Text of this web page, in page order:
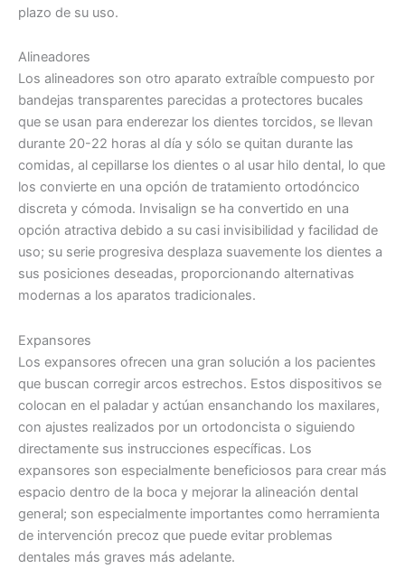
plazo de su uso.
Alineadores
Los alineadores son otro aparato extraíble compuesto por
bandejas transparentes parecidas a protectores bucales
que se usan para enderezar los dientes torcidos, se llevan
durante 20-22 horas al día y sólo se quitan durante las
comidas, al cepillarse los dientes o al usar hilo dental, lo que
los convierte en una opción de tratamiento ortodóncico
discreta y cómoda. Invisalign se ha convertido en una
opción atractiva debido a su casi invisibilidad y facilidad de
uso; su serie progresiva desplaza suavemente los dientes a
sus posiciones deseadas, proporcionando alternativas
modernas a los aparatos tradicionales.
Expansores
Los expansores ofrecen una gran solución a los pacientes
que buscan corregir arcos estrechos. Estos dispositivos se
colocan en el paladar y actúan ensanchando los maxilares,
con ajustes realizados por un ortodoncista o siguiendo
directamente sus instrucciones específicas. Los
expansores son especialmente beneficiosos para crear más
espacio dentro de la boca y mejorar la alineación dental
general; son especialmente importantes como herramienta
de intervención precoz que puede evitar problemas
dentales más graves más adelante.